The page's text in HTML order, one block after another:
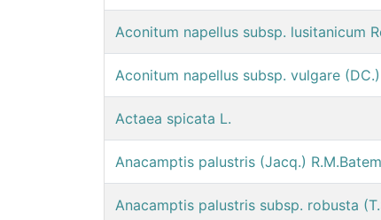
Aconitum napellus subsp. lusitanicum
Aconitum napellus subsp. vulgare
Actaea spicata L.
Anacamptis palustris (Jacq.)
Anacamptis palustris subsp. robusta